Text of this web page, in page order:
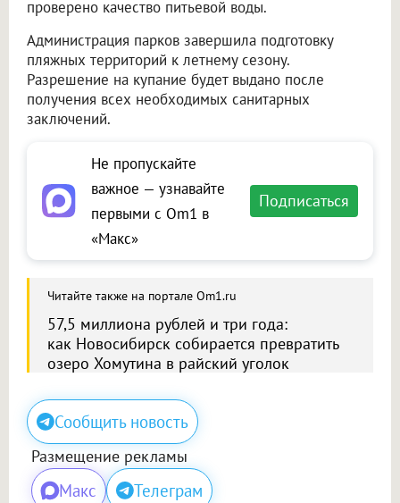
проверено качество питьевой воды.
Администрация парков завершила подготовку
пляжных территорий к летнему сезону.
Разрешение на купание будет выдано после
получения всех необходимых санитарных
заключений.
Не пропускайте
важное — узнавайте
первыми с Om1 в
«Макс»
Подписаться
Читайте также на портале Om1.ru
57,5 миллиона рублей и три года:
как Новосибирск собирается превратить
озеро Хомутина в райский уголок
Сообщить новость
Размещение рекламы
Макс Телеграм